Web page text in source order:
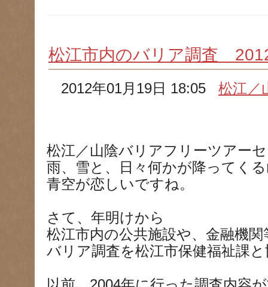
松江市内のバリア調査
2012年01月19日 18:05松江／
松江／山陰バリアフリーツアー
雨、雪と、日々何かが降ってく
青空が恋しいですね。
さて、年明けから
松江市内の公共施設や、金融機
バリア調査を松江市保健福祉課